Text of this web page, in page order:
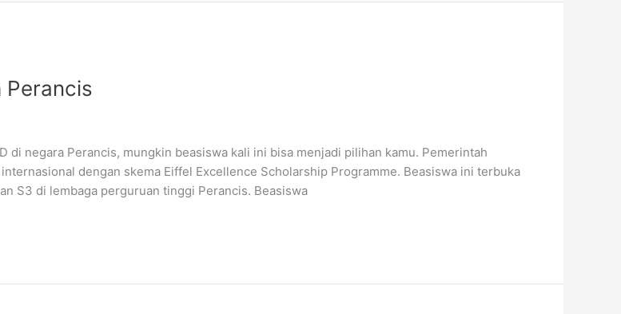
Perancis
di negara Perancis, mungkin beasiswa kali ini bisa menjadi pilihan kamu. Pemerintah
dengan skema Eiffel Excellence Scholarship Programme. Beasiswa ini terbuka
S3 di lembaga perguruan tinggi Perancis. Beasiswa